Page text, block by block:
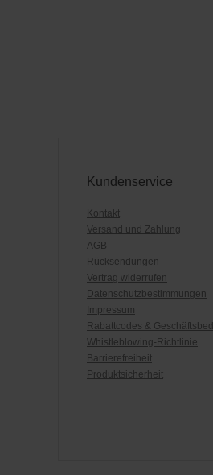
Kundenservice
Kontakt
Versand und Zahlung
AGB
Rücksendungen
Vertrag widerrufen
Datenschutzbestimmungen
Impressum
Rabattcodes &
Whistleblowing-Richtlinie
Barrierefreiheit
Produktsicherheit